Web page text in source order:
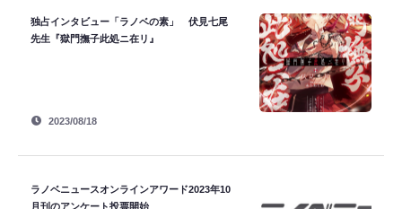
独占インタビュー「ラノベの素」 伏見七尾
先生『獄門撫子此処ニ在リ』
2023/08/18
ラノベニュースオンラインアワード2023年10
月刊のアンケート投票開始